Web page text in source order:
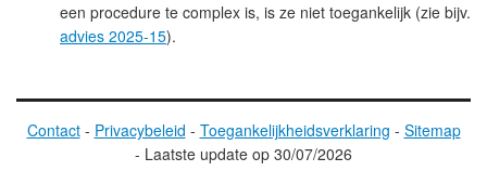
een procedure te complex is, is ze niet toegankelijk (zie bijv.
advies 2025-15).
Contact - Privacybeleid - Toegankelijkheidsverklaring - Sitemap
- Laatste update op 30/07/2026